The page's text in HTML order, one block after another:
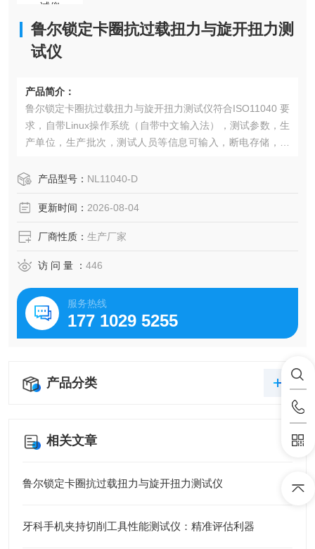
鲁尔锁定卡圈抗过载扭力与旋开扭力测
试仪
产品简介：
鲁尔锁定卡圈抗过载扭力与旋开扭力测试仪符合ISO11040 要
求，自带Linux操作系统（自带中文输入法），测试参数，生
产单位，生产批次，测试人员等信息可输入，断电存储，三
产品型号： NL11040-D
更新时间： 2026-08-04
厂商性质： 生产厂家
访 问 量 ： 446
服务热线
177 1029 5255
产品分类
相关文章
鲁尔锁定卡圈抗过载扭力与旋开扭力测试仪
牙科手机夹持切削工具性能测试仪：精准评估利器